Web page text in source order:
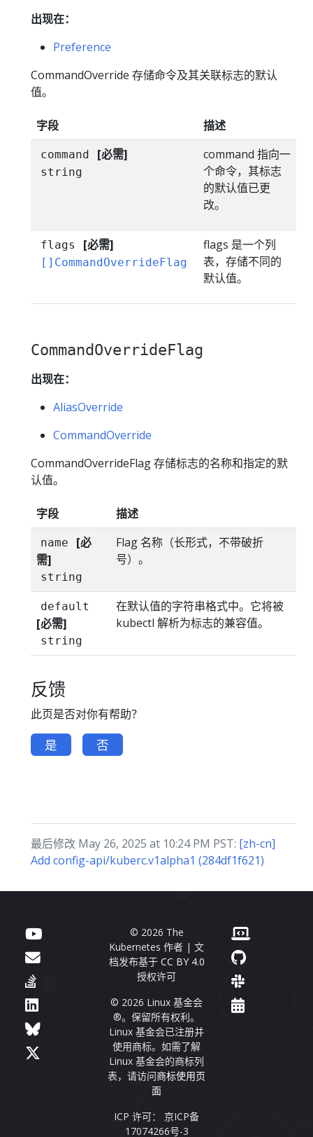
出现在：
Preference
CommandOverride 存储命令及其关联标志的默认
值。
字段 描述
command [必需]
string
command 指向一
个命令，其标志
的默认值已更
改。
flags [必需]
[]CommandOverrideFlag
flags 是一个列
表，存储不同的
默认值。
CommandOverrideFlag
出现在：
AliasOverride
CommandOverride
CommandOverrideFlag 存储标志的名称和指定的默
认值。
字段 描述
name
[必
需]
string
Flag 名称（长形式，不带破折
号）。
default
[必需]
string
在默认值的字符串格式中。它将被
kubectl 解析为标志的兼容值。
反馈
此页是否对你有帮助？
是 否
最后修改 May 26, 2025 at 10:24 PM PST: [zh-cn]
Add config-api/kuberc.v1alpha1 (284df1f621)
© 2026 The
Kubernetes 作者 | 文
档发布基于 CC BY 4.0
授权许可
© 2026 Linux 基金会
®。保留所有权利。
Linux 基金会已注册并
使用商标。如需了解
Linux 基金会的商标列
表，请访问商标使用页
面
ICP 许可： 京ICP备
17074266号-3